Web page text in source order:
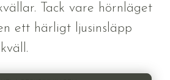
Tack vare hörnläget
ett härligt ljusinsläpp